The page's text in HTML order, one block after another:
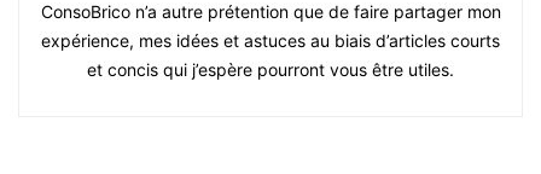
ConsoBrico n’a autre prétention que de faire partager mon
expérience, mes idées et astuces au biais d’articles courts
et concis qui j’espère pourront vous être utiles.